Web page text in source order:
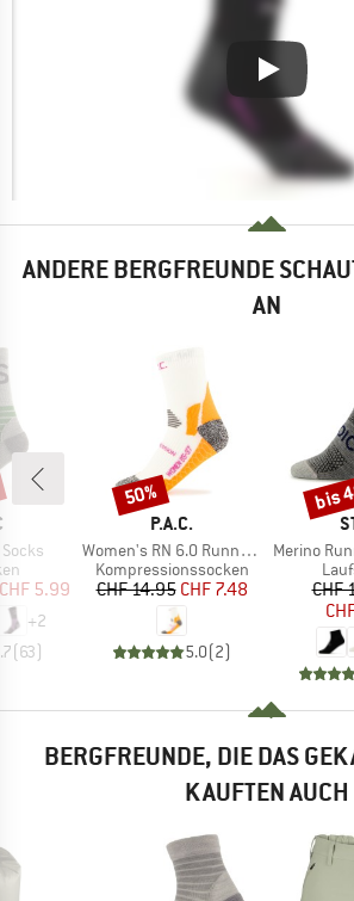
ANDERE BERGFREUNDE
AN
Preis
CHF 5.99
+2
(63)
MARKE
P.A.C.
Artikel
Women's RN 6.0 Running Pro Mid Compression
Produktgruppe
Kompressionssocken
Preis
CHF 14.95reduzierter Preis
CHF 7.48
5.0(2)
Rabatt
50%
Artikel
Merino
CHF
bis
BERGFREUNDE, DIE DAS
KAUFTEN AUCH